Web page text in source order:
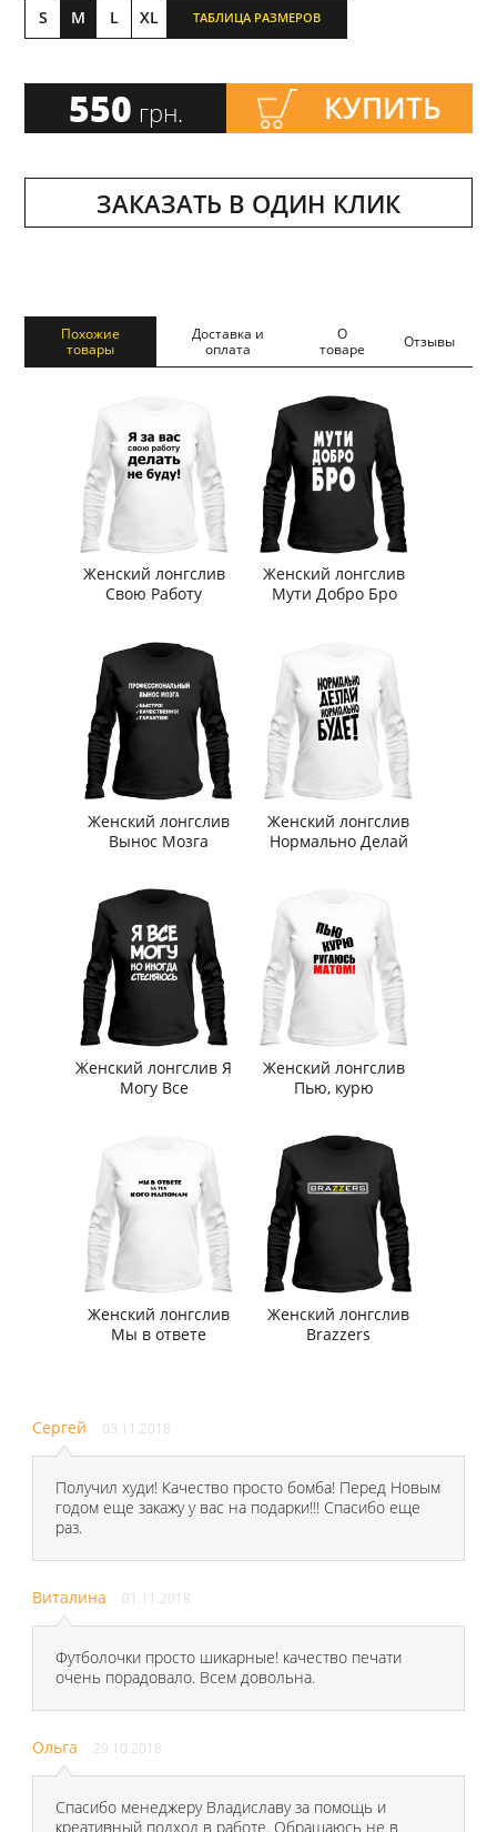
S M L XL ТАБЛИЦА РАЗМЕРОВ
550 грн. КУПИТЬ
ЗАКАЗАТЬ В ОДИН КЛИК
Похожие
товары
Доставка и
оплата
О
товаре
Отзывы
Женский лонгслив
Свою Работу
Женский лонгслив
Мути Добро Бро
Женский лонгслив
Вынос Мозга
Женский лонгслив
Нормально Делай
Женский лонгслив Я
Могу Все
Женский лонгслив
Пью, курю
Женский лонгслив
Мы в ответе
Женский лонгслив
Brazzers
Сергей 03.11.2018
Получил худи! Качество просто бомба! Перед Новым
годом еще закажу у вас на подарки!!! Спасибо еще
раз.
Виталина 01.11.2018
Футболочки просто шикарные! качество печати
очень порадовало. Всем довольна.
Ольга 29.10.2018
Спасибо менеджеру Владиславу за помощь и
креативный подход в работе. Обращаюсь не в